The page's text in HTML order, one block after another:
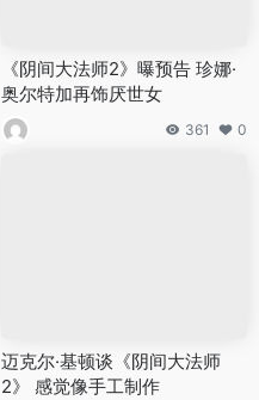
《阴间大法师2》曝预告 珍娜·
奥尔特加再饰厌世女
361 0
迈克尔·基顿谈《阴间大法师
2》 感觉像手工制作